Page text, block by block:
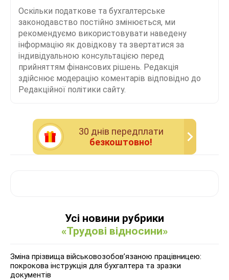
Оскільки податкове та бухгалтерське
законодавство постійно змінюється, ми
рекомендуємо використовувати наведену
інформацію як довідкову та звертатися за
індивідуальною консультацією перед
прийняттям фінансових рішень. Редакція
здійснює модерацію коментарів відповідно до
Редакційної політики сайту.
30 днiв передплати
безкоштовно!
Усі новини рубрики
«Трудові відносини»
Зміна прізвища військовозобов’язаною працівницею:
покрокова інструкція для бухгалтера та зразки
документів